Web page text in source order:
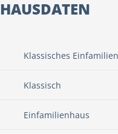
HAUSDATEN
Klassisches
Klassisch
Einfamilienhaus